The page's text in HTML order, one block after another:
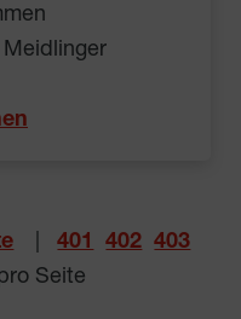
401 402 403
Seite